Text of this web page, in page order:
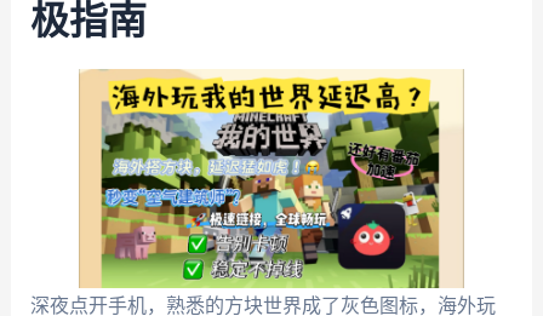
极指南
深夜点开手机，熟悉的方块世界成了灰色图标，海外玩